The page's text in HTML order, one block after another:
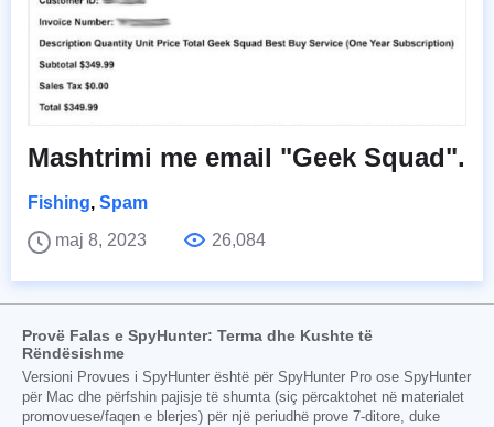
Mashtrimi me email "Geek Squad".
Fishing, Spam
maj 8, 2023
26,084
Provë Falas e SpyHunter: Terma dhe Kushte të
Rëndësishme
Versioni Provues i SpyHunter është për SpyHunter Pro ose SpyHunter
për Mac dhe përfshin pajisje të shumta (siç përcaktohet në materialet
promovuese/faqen e blerjes) për një periudhë prove 7-ditore, duke